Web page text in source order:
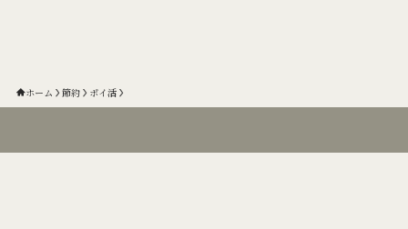
ホーム 節約 ポイ活